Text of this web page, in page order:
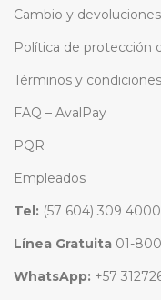
Cambio y devoluciones
Política de protección
Términos y condiciones
FAQ – AvalPay
PQR
Empleados
Tel: (57 604) 309 4000
Línea Gratuita 01-
WhatsApp: +57